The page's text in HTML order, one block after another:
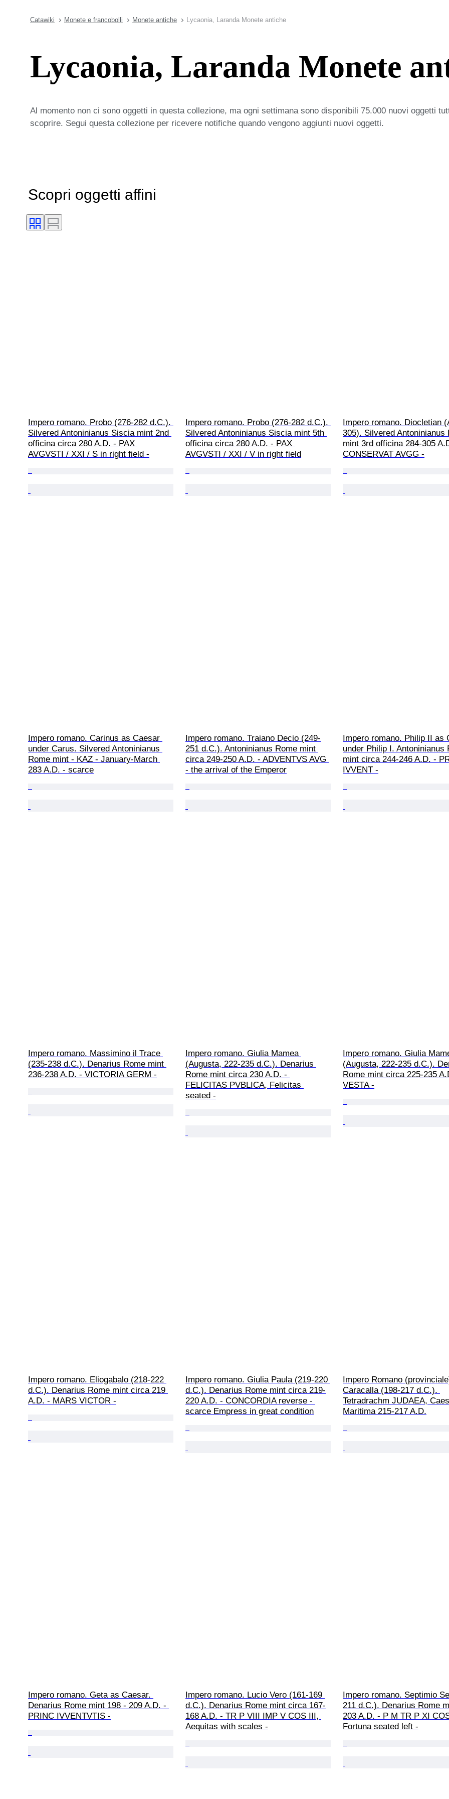
Catawiki Monete e francobolli Monete antiche Lycaonia, Laranda Monete antiche
Lycaonia, Laranda Monete
Al momento non ci sono oggetti in questa collezione, ma ogni settimana sono disponibili 75.000 nuovi oggetti
scoprire. Segui questa collezione per ricevere notifiche quando vengono aggiunti nuovi oggetti.
Scopri oggetti affini
Impero romano. Probo (276-282 d.C.).
Silvered Antoninianus Siscia mint 2nd
officina circa 280 A.D. - PAX
AVGVSTI / XXI / S in right field -
Impero romano. Probo (276-282 d.C.).
Silvered Antoninianus Siscia mint 5th
officina circa 280 A.D. - PAX
AVGVSTI / XXI / V in right field
Impero romano. Diocletian
305). Silvered Antoninianus
mint 3rd officina 284-305
CONSERVAT AVGG -
Impero romano. Carinus as Caesar
under Carus. Silvered Antoninianus
Rome mint - KAZ - January-March
283 A.D. - scarce
Impero romano. Traiano Decio (249-
251 d.C.). Antoninianus Rome mint
circa 249-250 A.D. - ADVENTVS AVG
- the arrival of the Emperor
Impero romano. Philip II as
under Philip I. Antoninianus
mint circa 244-246 A.D. -
IVVENT -
Impero romano. Massimino il Trace
(235-238 d.C.). Denarius Rome mint
236-238 A.D. - VICTORIA GERM -
Impero romano. Giulia Mamea
(Augusta, 222-235 d.C.). Denarius
Rome mint circa 230 A.D. -
FELICITAS PVBLICA, Felicitas
seated -
Impero romano. Giulia
(Augusta, 222-235 d.C.).
Rome mint circa 225-235
VESTA -
Impero romano. Eliogabalo (218-222
d.C.). Denarius Rome mint circa 219
A.D. - MARS VICTOR -
Impero romano. Giulia Paula (219-220
d.C.). Denarius Rome mint circa 219-
220 A.D. - CONCORDIA reverse -
scarce Empress in great condition
Impero Romano
Caracalla (198-217 d.C.).
Tetradrachm JUDAEA,
Maritima 215-217 A.D.
Impero romano. Geta as Caesar.
Denarius Rome mint 198 - 209 A.D. -
PRINC IVVENTVTIS -
Impero romano. Lucio Vero (161-169
d.C.). Denarius Rome mint circa 167-
168 A.D. - TR P VIII IMP V COS III,
Aequitas with scales -
Impero romano. Septimio
211 d.C.). Denarius Rome
203 A.D. - P M TR P XI
Fortuna seated left -